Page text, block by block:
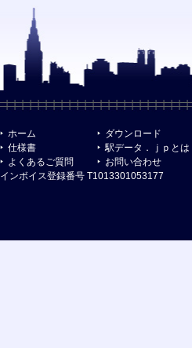
ホーム ダウンロード
仕様書
駅データ．ｊｐとは
よくあるご質問
お問い合わせ
インボイス登録番号 T1013301053177